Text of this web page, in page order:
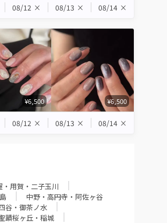
08/12 × 08/13 × 08/14 ×
¥6,500 ¥6,500
08/12 × 08/13 × 08/14 ×
・用賀・二子玉川
中野・高円寺・阿佐ヶ谷
谷・御茶ノ水
蹟桜ヶ丘・稲城